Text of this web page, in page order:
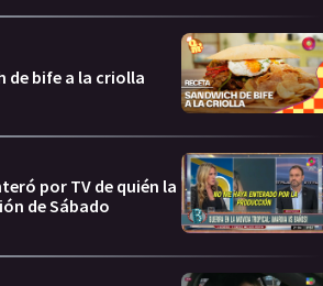
de bife a la criolla
por TV de quién la
de Sábado